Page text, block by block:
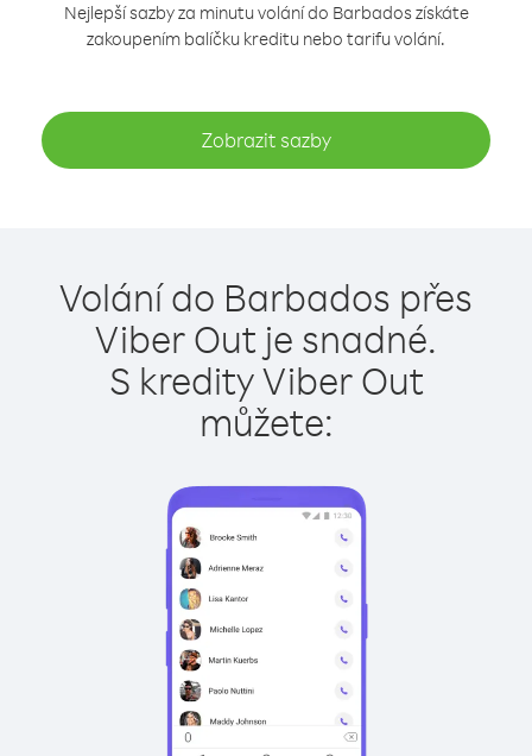
Nejlepší sazby za minutu volání do Barbados získáte
zakoupením balíčku kreditu nebo tarifu volání.
Zobrazit sazby
Volání do Barbados přes
Viber Out je snadné.
S kredity Viber Out
můžete: